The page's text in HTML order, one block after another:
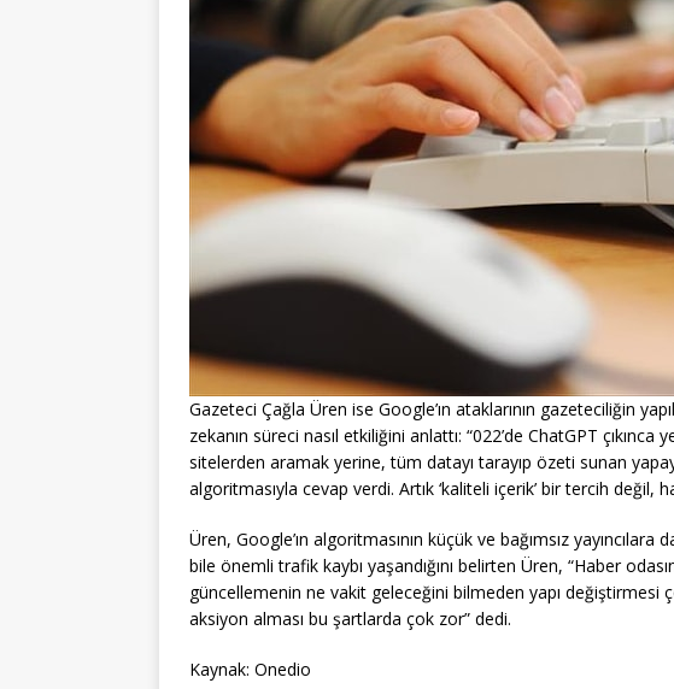
Gazeteci Çağla Üren ise Google’ın ataklarının gazeteciliğin
zekanın süreci nasıl etkiliğini anlattı: “022’de ChatGPT
sitelerden aramak yerine, tüm datayı tarayıp özeti sunan
algoritmasıyla cevap verdi. Artık ‘kaliteli içerik’ bir tercih değil,
Üren, Google’ın algoritmasının küçük ve bağımsız yayıncılara
bile önemli trafik kaybı yaşandığını belirten Üren, “Haber
güncellemenin ne vakit geleceğini bilmeden yapı değiştirmesi
aksiyon alması bu şartlarda çok zor” dedi.
Kaynak: Onedio